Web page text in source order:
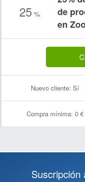
25 %
de
en
Nuevo cliente: Sí
Compra mínima: 0 €